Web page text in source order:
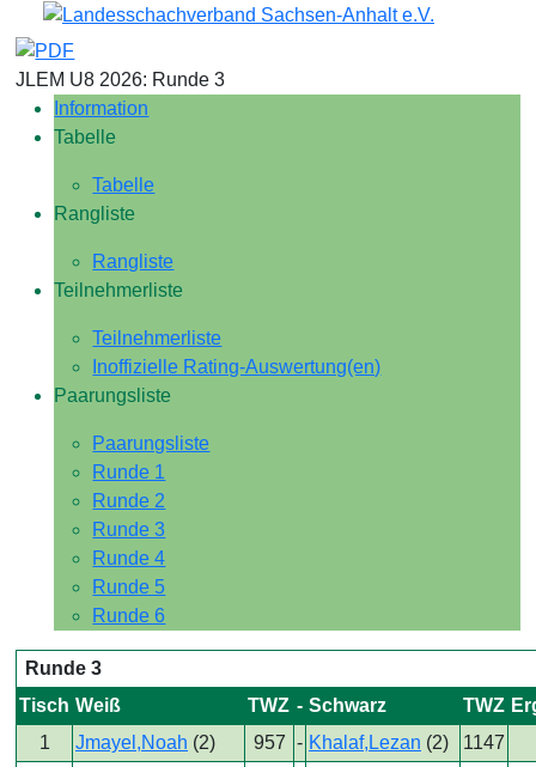
JLEM U8 2026: Runde 3
Information
Tabelle
Tabelle
Rangliste
Rangliste
Teilnehmerliste
Teilnehmerliste
Inoffizielle Rating-Auswertung(en)
Paarungsliste
Paarungsliste
Runde 1
Runde 2
Runde 3
Runde 4
Runde 5
Runde 6
Runde 3
Tisch Weiß TWZ - Schwarz TWZ
1
Jmayel,Noah (2) 957 - Khalaf,Lezan (2) 1147